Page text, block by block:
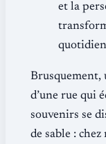
et la
Brusquement,
d’une rue qui
souvenirs se
de sable :